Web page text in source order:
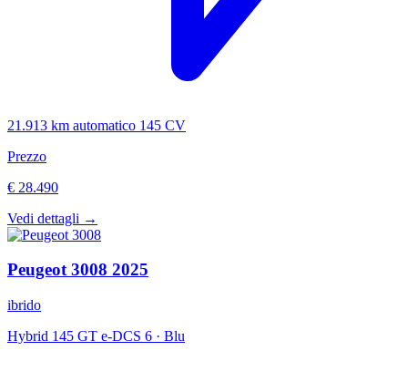
21.913 km automatico 145 CV
Prezzo
€ 28.490
Vedi dettagli →
Peugeot3008 2025
ibrido
Hybrid 145 GT e-DCS 6 · Blu